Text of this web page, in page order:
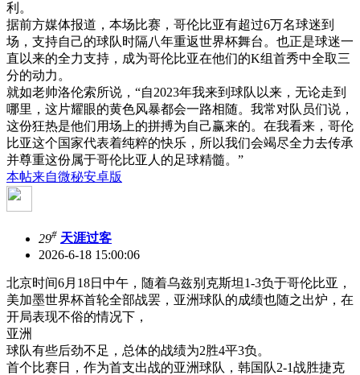
利。
据前方媒体报道，本场比赛，哥伦比亚有超过6万名球迷到
场，支持自己的球队时隔八年重返世界杯舞台。也正是球迷一
直以来的全力支持，成为哥伦比亚在他们的K组首秀中全取三
分的动力。
就如老帅洛伦索所说，“自2023年我来到球队以来，无论走到
哪里，这片耀眼的黄色风暴都会一路相随。我常对队员们说，
这份狂热是他们用场上的拼搏为自己赢来的。在我看来，哥伦
比亚这个国家代表着纯粹的快乐，所以我们会竭尽全力去传承
并尊重这份属于哥伦比亚人的足球精髓。”
本帖来自微秘安卓版
29# 天涯过客
2026-6-18 15:00:06
北京时间6月18日中午，随着乌兹别克斯坦1-3负于哥伦比亚，
美加墨世界杯首轮全部战罢，亚洲球队的成绩也随之出炉，在
开局表现不俗的情况下，
亚洲
球队有些后劲不足，总体的战绩为2胜4平3负。
首个比赛日，作为首支出战的亚洲球队，韩国队2-1战胜捷克